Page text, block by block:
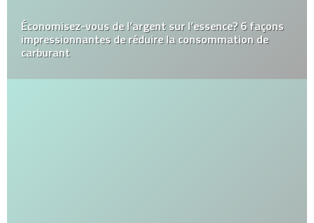
Économisez-vous de l’argent sur l’essence? 6 façons
impressionnantes de réduire la consommation de
carburant